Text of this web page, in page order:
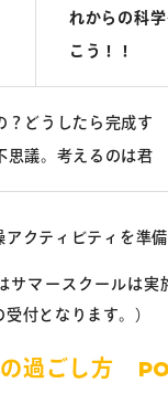
れからの科
こう！！
どうしたら完成す
思議。考えるのは君
クティビティを準備
サマースクールは実
付となります。）
の過ごし方